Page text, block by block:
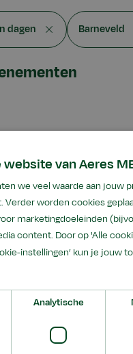
dagen Barneveld
van Aeres
we veel waarde aan jouw
Verder worden cookies
marketingdoeleinden
content. Door op 'Alle
instellingen’ kun je jouw
Analytische